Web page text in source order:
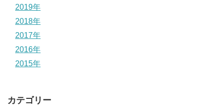
2019年
2018年
2017年
2016年
2015年
カテゴリー